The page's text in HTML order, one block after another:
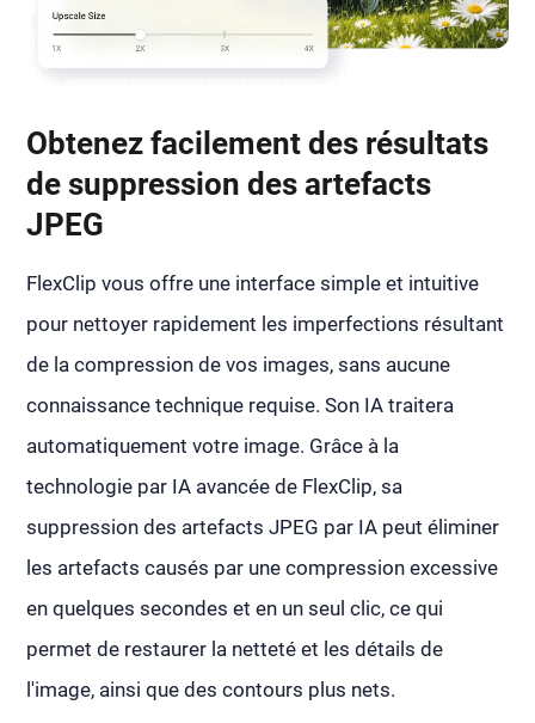
Obtenez facilement des résultats
de suppression des artefacts
JPEG
FlexClip vous offre une interface simple et intuitive
pour nettoyer rapidement les imperfections résultant
de la compression de vos images, sans aucune
connaissance technique requise. Son IA traitera
automatiquement votre image. Grâce à la
technologie par IA avancée de FlexClip, sa
suppression des artefacts JPEG par IA peut éliminer
les artefacts causés par une compression excessive
en quelques secondes et en un seul clic, ce qui
permet de restaurer la netteté et les détails de
l'image, ainsi que des contours plus nets.